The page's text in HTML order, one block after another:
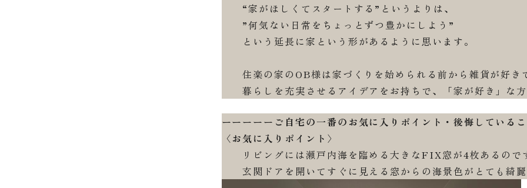
“家がほしくてスタートする”というよりは、
”何気ない日常をちょっとずつ豊かにしよう”
という延長に家という形があるように思います。
住楽の家のOB様は家づくりを始められる前から雑貨が好き
暮らしを充実させるアイデアをお持ちで、「家が好き」な
ーーーーーご自宅の一番のお気に入りポイント・後悔している
〈お気に入りポイント〉
リビングには瀬戸内海を臨める大きなFIX窓が4枚あるので
玄関ドアを開いてすぐに見える窓からの海景色がとても綺